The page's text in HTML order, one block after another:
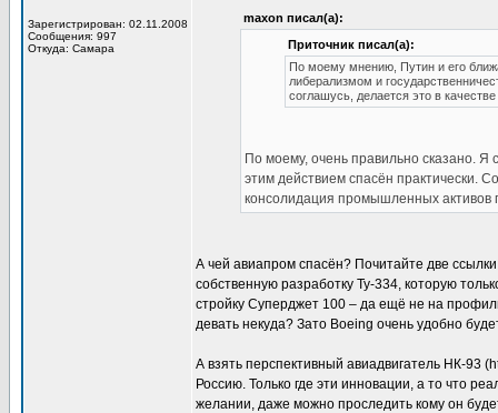
Зарегистрирован: 02.11.2008
Сообщения: 997
Откуда: Самара
maxon писал(а):
Приточник писал(а):
По моему мнению, Путин и его
либерализмом и
соглашусь, делается это в
По моему, очень правильно сказано.
этим действием спасён практически.
консолидация промышленных активов
А чей авиапром спасён? Почитайте две
собственную разработку Ту-334, которую
стройку Суперджет 100 – да ещё не на
девать некуда? Зато Boeing очень удобно
А взять перспективный авиадвигатель НК-93
Россию. Только где эти инновации, а то что
желании, даже можно проследить кому он